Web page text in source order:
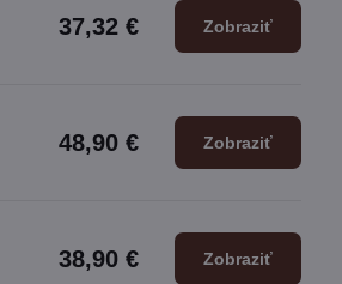
37,32 € Zobraziť
48,90 € Zobraziť
38,90 € Zobraziť